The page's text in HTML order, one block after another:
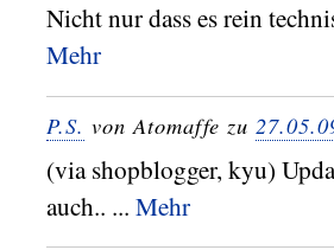
Nicht nur dass es rein
Mehr
P.S. von Atomaffe zu
(via shopblogger, kyu)
auch.. ... Mehr